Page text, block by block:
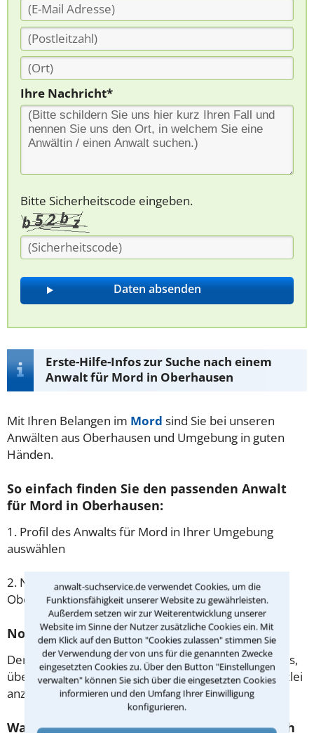
anwalt-suchservice.de verwendet Cookies, um die
Funktionsfähigkeit unserer Website zu gewährleisten.
Außerdem setzen wir zur Weiterentwicklung unserer
Website im Sinne der Nutzer zusätzliche Cookies ein. Mit
dem Klick auf den Button "Cookies zulassen" stimmen Sie
der Verwendung der von uns für die genannten Zwecke
eingesetzten Cookies zu. Über den Button "Einstellungen
verwalten" können Sie sich über die eingesetzten Cookies
informieren und den Umfang Ihrer Einwilligung
konfigurieren.
Ihre Nachricht*
Bitte Sicherheitscode eingeben.
Erste-Hilfe-Infos zur Suche nach einem
Anwalt für Mord in Oberhausen
Mit Ihren Belangen im Mord sind Sie bei unseren
Anwälten aus Oberhausen und Umgebung in guten
Händen.
So einfach finden Sie den passenden Anwalt
für Mord in Oberhausen:
1. Profil des Anwalts für Mord in Ihrer Umgebung
auswählen
2. Nummer wählen und direkt mit der Kanzlei in
Oberhausen einen Beratungstermin vereinbaren
Noch besser: Lassen Sie sich zurückrufen
Der einfachste Weg zum Anwalt in Oberhausen ist es,
über unser Kontaktformular einen Rückruf der Kanzlei
anzufordern - probieren Sie es gleich aus.
Was passiert beim anwaltlichen Erstgespräch